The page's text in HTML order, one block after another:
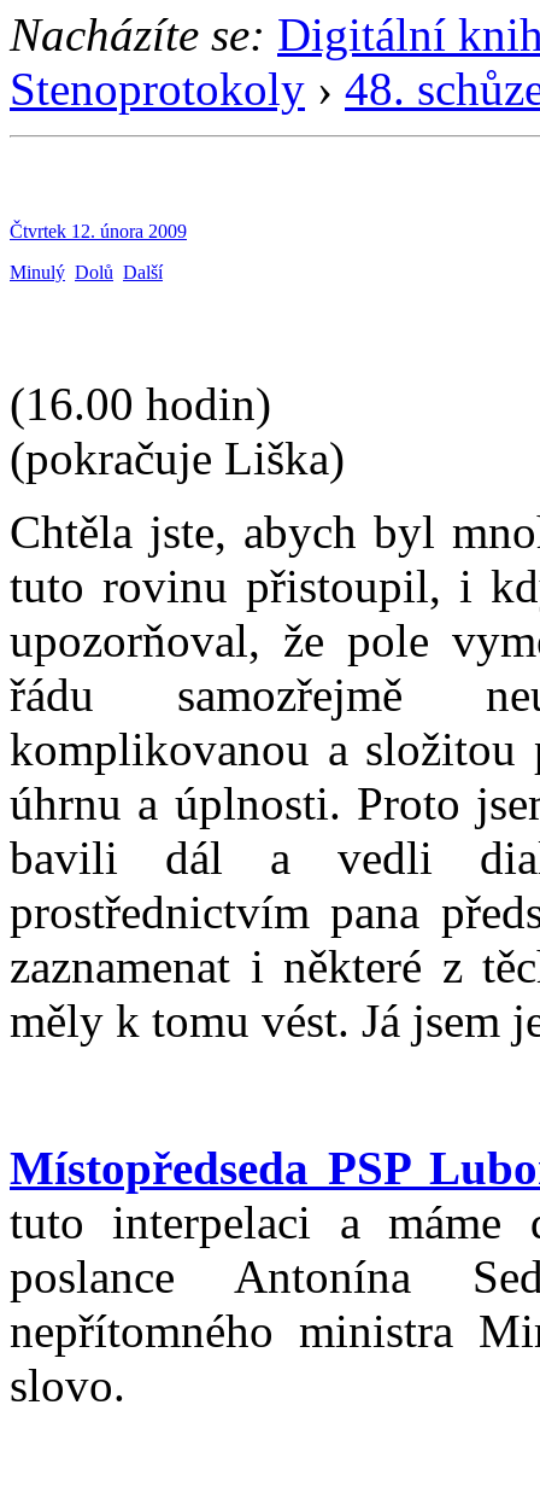
Nacházíte se: Digitální
Stenoprotokoly › 48.
Čtvrtek 12. února 2009
Minulý Dolů Další
(16.00 hodin)
(pokračuje Liška)
Chtěla jste, abych byl
tuto rovinu přistoupil, i
upozorňoval, že pole
řádu samozřejmě
komplikovanou a složitou
úhrnu a úplnosti. Proto
bavili dál a vedli
prostřednictvím pana
zaznamenat i některé z
měly k tomu vést. Já jsem
Místopředseda PSP
tuto interpelaci a máme
poslance Antonína
nepřítomného ministra
slovo.